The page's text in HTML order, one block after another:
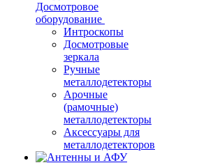
Досмотровое
оборудование
Интроскопы
Досмотровые
зеркала
Ручные
металлодетекторы
Арочные
(рамочные)
металлодетекторы
Аксессуары для
металлодетекторов